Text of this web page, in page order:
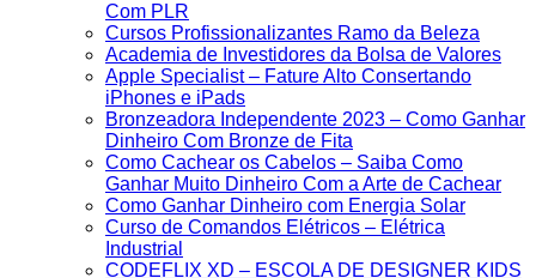
Com PLR
Cursos Profissionalizantes Ramo da Beleza
Academia de Investidores da Bolsa de Valores
Apple Specialist – Fature Alto Consertando
iPhones e iPads
Bronzeadora Independente 2023 – Como Ganhar
Dinheiro Com Bronze de Fita
Como Cachear os Cabelos – Saiba Como
Ganhar Muito Dinheiro Com a Arte de Cachear
Como Ganhar Dinheiro com Energia Solar
Curso de Comandos Elétricos – Elétrica
Industrial
CODEFLIX XD – ESCOLA DE DESIGNER KIDS